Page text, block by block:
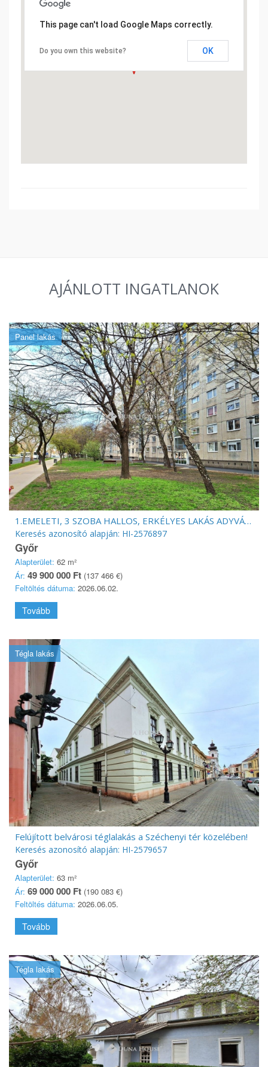
This page can't load Google Maps correctly.
Do you own this website? OK
AJÁNLOTT INGATLANOK
Panel lakás
1.EMELETI, 3 SZOBA HALLOS, ERKÉLYES LAKÁS ADYVÁROSBAN!
Keresés azonosító alapján: HI-2576897
Győr
Alapterület: 62 m²
Ár: 49 900 000 Ft (137 466 €)
Feltöltés dátuma: 2026.06.02.
Tovább
Tégla lakás
Felújított belvárosi téglalakás a Széchenyi tér közelében!
Keresés azonosító alapján: HI-2579657
Győr
Alapterület: 63 m²
Ár: 69 000 000 Ft (190 083 €)
Feltöltés dátuma: 2026.06.05.
Tovább
Tégla lakás